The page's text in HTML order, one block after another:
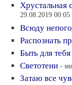
Хрустальная
29.08.2019 00:05
Всюду
Распознать
Быть для тебя
Светотени -
Затаю все